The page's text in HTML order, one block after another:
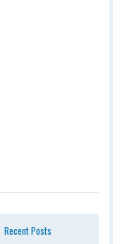
Recent Posts